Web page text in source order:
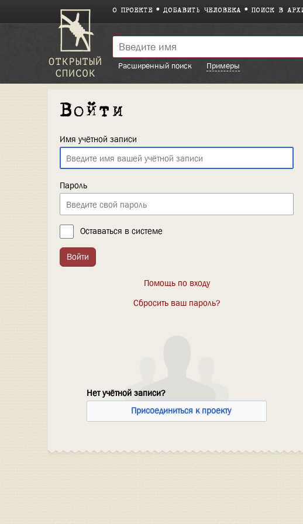
О ПРОЕКТЕ ДОБАВИТЬ ЧЕЛОВЕКА ПОИСК В
Расширенный поиск
Примеры
Войти
Имя учётной записи
Пароль
Оставаться в системе
Войти
Помощь по входу
Сбросить ваш пароль?
Нет учётной записи?
Присоединиться к проекту